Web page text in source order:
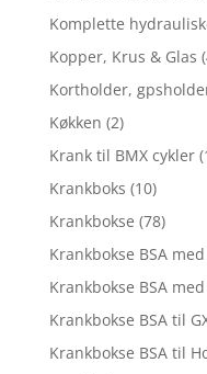
Komplette
Kopper, Krus & Glas
Kortholder,
Køkken (2)
Krank til BMX cykler
Krankboks (10)
Krankbokse (78)
Krankbokse BSA
Krankbokse BSA
Krankbokse BSA til
Krankbokse BSA til